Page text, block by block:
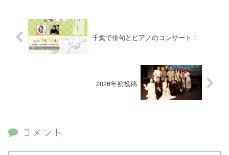
千葉で俳句とピアノのコンサート！
2026年初投稿
コメント